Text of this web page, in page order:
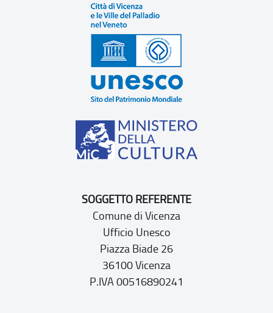
SOGGETTO REFERENTE
Comune di Vicenza
Ufficio Unesco
Piazza Biade 26
36100 Vicenza
P.IVA 00516890241